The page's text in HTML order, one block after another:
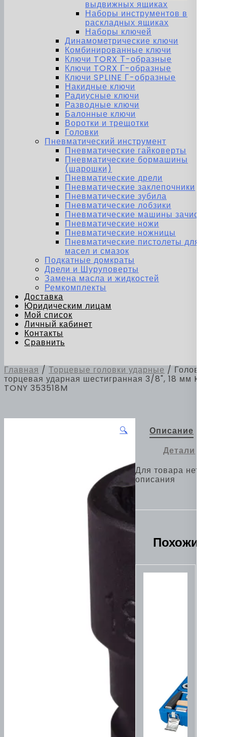
выдвижных ящиках
Наборы инструментов в
раскладных ящиках
Наборы ключей
Динамометрические ключи
Комбинированные ключи
Ключи TORX Т-образные
Ключи TORX Г-образные
Ключи SPLINE Г-образные
Накидные ключи
Радиусные ключи
Разводные ключи
Балонные ключи
Воротки и трещотки
Головки
Пневматический инструмент
Пневматические гайковерты
Пневматические бормашины
(шарошки)
Пневматические дрели
Пневматические заклепочники
Пневматические зубила
Пневматические лобзики
Пневматические машины зачистные
Пневматические ножи
Пневматические ножницы
Пневматические пистолеты для
масел и смазок
Подкатные домкраты
Дрели и Шуруповерты
Замена масла и жидкостей
Ремкомплекты
Доставка
Юридическим лицам
Мой список
Личный кабинет
Контакты
Сравнить
Главная / Торцевые головки ударные / Головка
торцевая ударная шестигранная 3/8", 18 мм KING
TONY 353518M
🔍
Описание
Детали
Для товара нет
описания
Похожие